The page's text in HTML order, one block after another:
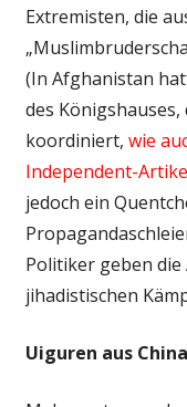
Extremisten, die
(In Afghanistan
des
koordiniert, wie
Independent-
jedoch ein
Politiker geben die
jihadistischen
Uiguren aus China